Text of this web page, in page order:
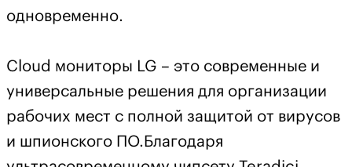
одновременно.
Cloud мониторы LG – это современные и
универсальные решения для организации
рабочих мест с полной защитой от вирусов
и шпионского ПО.Благодаря